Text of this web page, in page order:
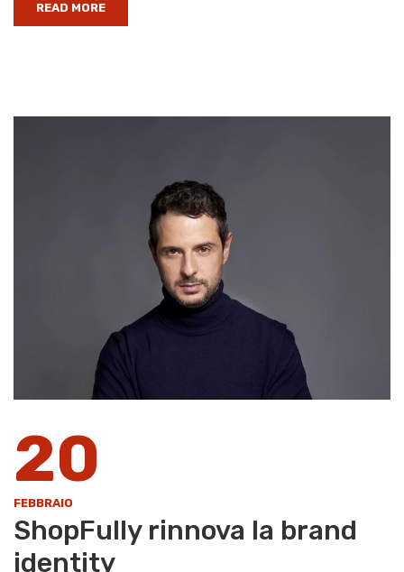
READ MORE
20
FEBBRAIO
ShopFully rinnova la brand
identity